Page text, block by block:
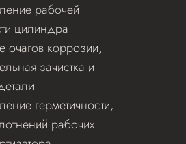
рабочей
цилиндра
очагов коррозии,
зачистка и
герметичности,
рабочих